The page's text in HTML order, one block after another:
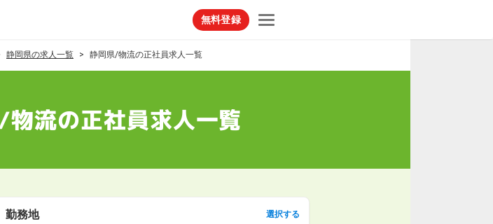
無料登録
静岡県の求人一覧 静岡県/物流の正社員求人一覧
流の正社員求人一覧
勤務地 選択する